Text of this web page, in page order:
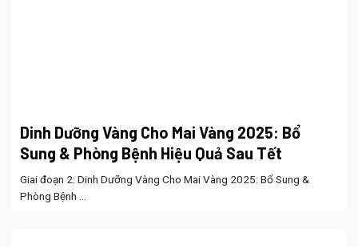
Dinh Dưỡng Vàng Cho Mai Vàng 2025: Bổ
Sung & Phòng Bệnh Hiệu Quả Sau Tết
Giai đoạn 2: Dinh Dưỡng Vàng Cho Mai Vàng 2025: Bổ Sung &
Phòng Bệnh ...